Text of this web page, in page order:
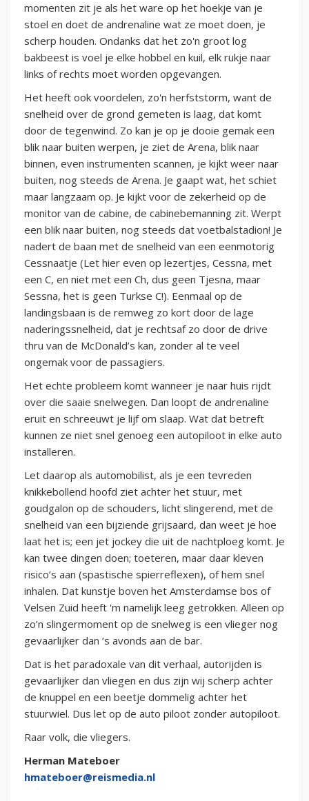
momenten zit je als het ware op het hoekje van je
stoel en doet de andrenaline wat ze moet doen, je
scherp houden. Ondanks dat het zo'n groot log
bakbeest is voel je elke hobbel en kuil, elk rukje naar
links of rechts moet worden opgevangen.
Het heeft ook voordelen, zo'n herfststorm, want de
snelheid over de grond gemeten is laag, dat komt
door de tegenwind. Zo kan je op je dooie gemak een
blik naar buiten werpen, je ziet de Arena, blik naar
binnen, even instrumenten scannen, je kijkt weer naar
buiten, nog steeds de Arena. Je gaapt wat, het schiet
maar langzaam op. Je kijkt voor de zekerheid op de
monitor van de cabine, de cabinebemanning zit. Werpt
een blik naar buiten, nog steeds dat voetbalstadion! Je
nadert de baan met de snelheid van een eenmotorig
Cessnaatje (Let hier even op lezertjes, Cessna, met
een C, en niet met een Ch, dus geen Tjesna, maar
Sessna, het is geen Turkse C!). Eenmaal op de
landingsbaan is de remweg zo kort door de lage
naderingssnelheid, dat je rechtsaf zo door de drive
thru van de McDonald’s kan, zonder al te veel
ongemak voor de passagiers.
Het echte probleem komt wanneer je naar huis rijdt
over die saaie snelwegen. Dan loopt de andrenaline
eruit en schreeuwt je lijf om slaap. Wat dat betreft
kunnen ze niet snel genoeg een autopiloot in elke auto
installeren.
Let daarop als automobilist, als je een tevreden
knikkebollend hoofd ziet achter het stuur, met
goudgalon op de schouders, licht slingerend, met de
snelheid van een bijziende grijsaard, dan weet je hoe
laat het is; een jet jockey die uit de nachtploeg komt. Je
kan twee dingen doen; toeteren, maar daar kleven
risico’s aan (spastische spierreflexen), of hem snel
inhalen. Dat kunstje boven het Amsterdamse bos of
Velsen Zuid heeft 'm namelijk leeg getrokken. Alleen op
zo’n slingermoment op de snelweg is een vlieger nog
gevaarlijker dan ‘s avonds aan de bar.
Dat is het paradoxale van dit verhaal, autorijden is
gevaarlijker dan vliegen en dus zijn wij scherp achter
de knuppel en een beetje dommelig achter het
stuurwiel. Dus let op de auto piloot zonder autopiloot.
Raar volk, die vliegers.
Herman Mateboer
hmateboer@reismedia.nl